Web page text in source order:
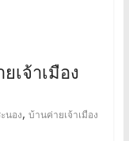
เจ้าเมือง
นอง, บ้านค่ายเจ้าเมือง